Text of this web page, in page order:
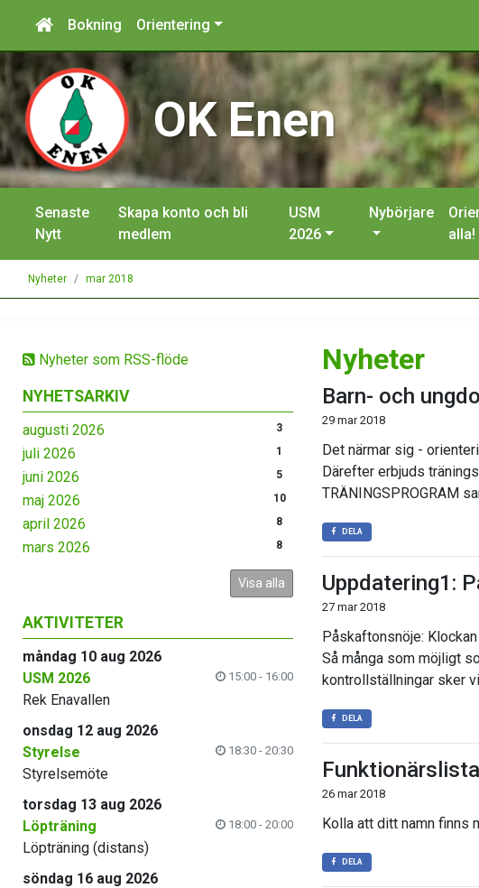
Bokning Orientering
OK Enen
Senaste
Nytt
Skapa konto och bli
medlem
USM
2026
Nybörjare
alla!
Nyheter mar 2018
Nyheter som RSS-flöde
NYHETSARKIV
augusti 2026 3
juli 2026 1
juni 2026 5
maj 2026 10
april 2026 8
mars 2026 8
Visa alla
AKTIVITETER
måndag 10 aug 2026
USM 2026
15:00 - 16:00
Rek Enavallen
onsdag 12 aug 2026
Styrelse
18:30 - 20:30
Styrelsemöte
torsdag 13 aug 2026
Löpträning
18:00 - 20:00
Löpträning (distans)
söndag 16 aug 2026
Nyheter
Barn- och
29 mar 2018
Det närmar sig -
Därefter erbjuds
TRÄNINGSPROGRAM
DELA
Uppdatering1:
27 mar 2018
Påskaftonsnöje:
Så många som möjligt
kontrollställningar sker
DELA
26 mar 2018
Kolla att ditt namn finns
DELA